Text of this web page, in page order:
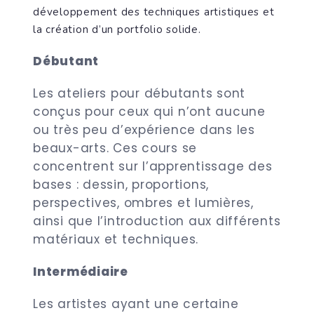
développement des techniques artistiques et
la création d’un portfolio solide.
Débutant
Les ateliers pour débutants sont
conçus pour ceux qui n’ont aucune
ou très peu d’expérience dans les
beaux-arts. Ces cours se
concentrent sur l’apprentissage des
bases : dessin, proportions,
perspectives, ombres et lumières,
ainsi que l’introduction aux différents
matériaux et techniques.
Intermédiaire
Les artistes ayant une certaine